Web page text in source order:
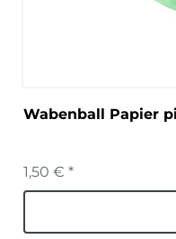
Wabenball Papier
1,50 € *